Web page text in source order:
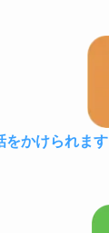
をかけられます